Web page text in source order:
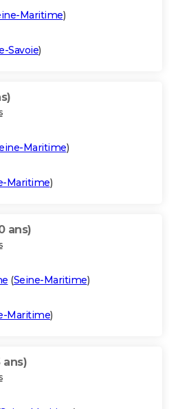
Maritime)
Savoie)
Maritime)
Maritime)
ans)
(Seine-Maritime)
Maritime)
ans)